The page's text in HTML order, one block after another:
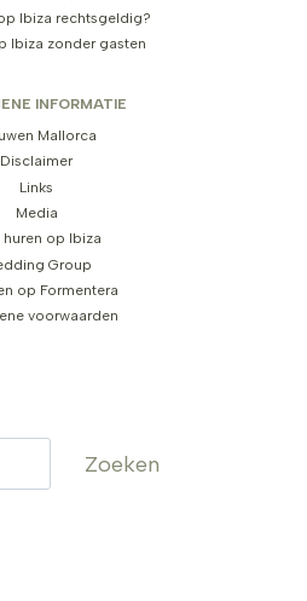
Ibiza rechtsgeldig?
Ibiza zonder gasten
INFORMATIE
Mallorca
Disclaimer
Links
Media
huren op Ibiza
Group
op Formentera
voorwaarden
Zoeken